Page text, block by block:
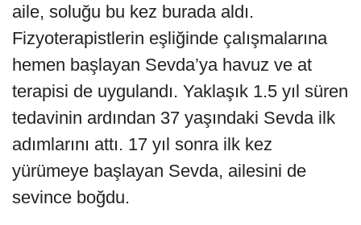
aile, soluğu bu kez burada aldı.
Fizyoterapistlerin eşliğinde çalışmalarına
hemen başlayan Sevda’ya havuz ve at
terapisi de uygulandı. Yaklaşık 1.5 yıl süren
tedavinin ardından 37 yaşındaki Sevda ilk
adımlarını attı. 17 yıl sonra ilk kez
yürümeye başlayan Sevda, ailesini de
sevince boğdu.